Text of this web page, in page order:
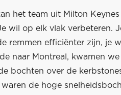
het team uit Milton
wil op elk vlak verbeteren.
remmen efficiënter zijn, je
naar Montreal, kwamen
bochten over de
waren de hoge